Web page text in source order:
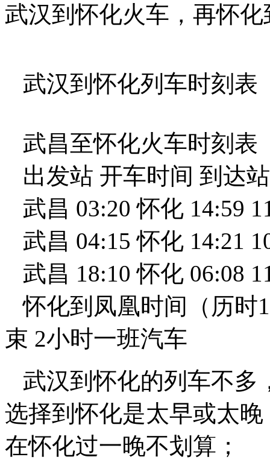
武汉到怀化火车，再怀
武汉到怀化列车时刻表
武昌至怀化火车时刻
出发站 开车时间 到达
武昌 03:20 怀化 14:59
武昌 04:15 怀化 14:21
武昌 18:10 怀化 06:08
怀化到凤凰时间（历时
束 2小时一班汽车
武汉到怀化的列车不多
选择到怀化是太早或太
在怀化过一晚不划算；